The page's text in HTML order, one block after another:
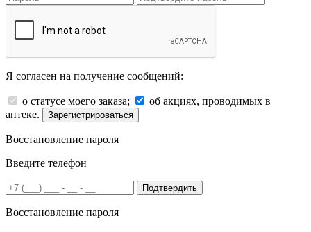
Я согласен на получение сообщений:
о статусе моего заказа;
об акциях, проводимых в
аптеке.
Зарегистрироваться
Восстановление пароля
Введите телефон
Подтвердить
Восстановление пароля